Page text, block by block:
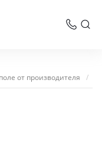
от производителя /